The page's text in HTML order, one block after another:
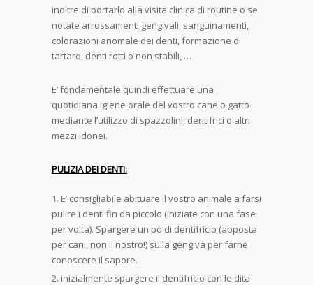
inoltre di portarlo alla visita clinica di routine o se
notate arrossamenti gengivali, sanguinamenti,
colorazioni anomale dei denti, formazione di
tartaro, denti rotti o non stabili, …
E’ fondamentale quindi effettuare una
quotidiana igiene orale del vostro cane o gatto
mediante l’utilizzo di spazzolini, dentifrici o altri
mezzi idonei.
PULIZIA DEI DENTI:
E’ consigliabile abituare il vostro animale a farsi
pulire i denti fin da piccolo (iniziate con una fase
per volta). Spargere un pò di dentifricio (apposta
per cani, non il nostro!) sulla gengiva per farne
conoscere il sapore.
inizialmente spargere il dentifricio con le dita